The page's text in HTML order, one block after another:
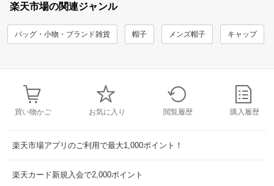
楽天市場の関連ジャンル
バッグ・小物・ブランド雑貨 帽子 メンズ帽子 キャップ
買い物かご お気に入り 閲覧履歴 購入履歴
楽天市場アプリのご利用で最大1,000ポイント！
楽天カード新規入会で2,000ポイント